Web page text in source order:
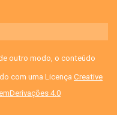
outro modo, o conteúdo
com uma Licença Creative
4.0